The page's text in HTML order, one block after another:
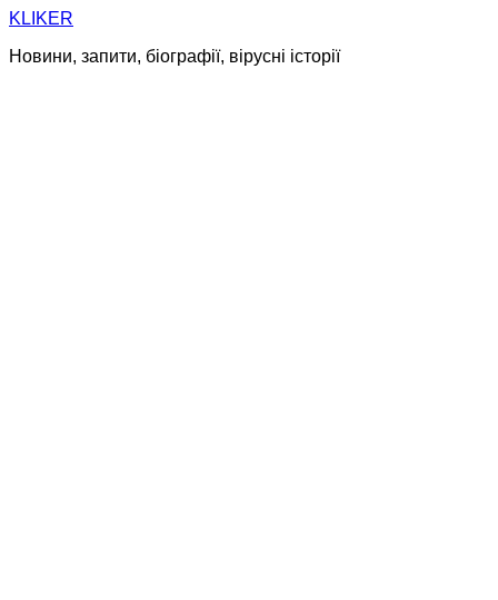
Skip
content
KLIKER
Новини, запити, біографії, вірусні історії